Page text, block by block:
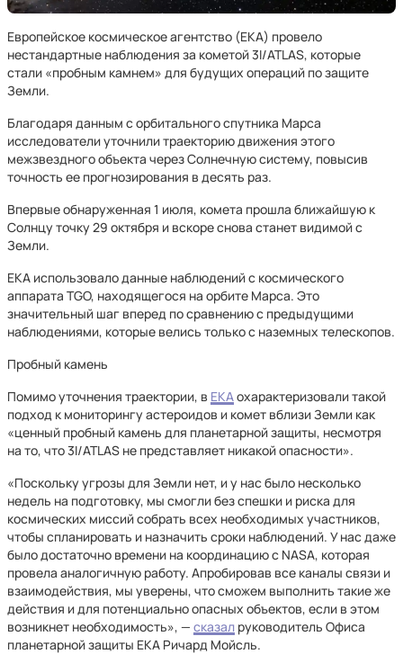
Европейское космическое агентство (ЕКА) провело
нестандартные наблюдения за кометой 3I/ATLAS, которые
стали «пробным камнем» для будущих операций по защите
Земли.
Благодаря данным с орбитального спутника Марса
исследователи уточнили траекторию движения этого
межзвездного объекта через Солнечную систему, повысив
точность ее прогнозирования в десять раз.
Впервые обнаруженная 1 июля, комета прошла ближайшую к
Солнцу точку 29 октября и вскоре снова станет видимой с
Земли.
ЕКА использовало данные наблюдений с космического
аппарата TGO, находящегося на орбите Марса. Это
значительный шаг вперед по сравнению с предыдущими
наблюдениями, которые велись только с наземных телескопов.
Пробный камень
Помимо уточнения траектории, в ЕКАохарактеризовали такой
подход к мониторингу астероидов и комет вблизи Земли как
«ценный пробный камень для планетарной защиты, несмотря
на то, что 3I/ATLAS не представляет никакой опасности».
«Поскольку угрозы для Земли нет, и у нас было несколько
недель на подготовку, мы смогли без спешки и риска для
космических миссий собрать всех необходимых участников,
чтобы спланировать и назначить сроки наблюдений. У нас даже
было достаточно времени на координацию с NASA, которая
провела аналогичную работу. Апробировав все каналы связи и
взаимодействия, мы уверены, что сможем выполнить такие же
действия и для потенциально опасных объектов, если в этом
возникнет необходимость», — сказал руководитель Офиса
планетарной защиты ЕКА Ричард Мойсль.